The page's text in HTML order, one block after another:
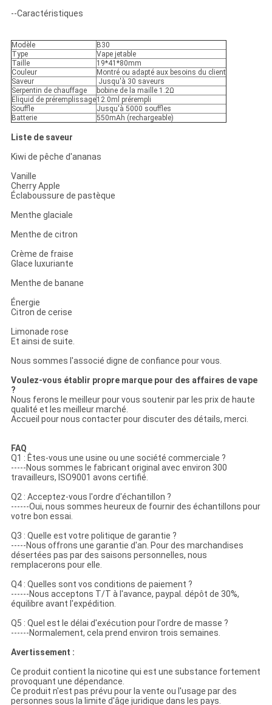
--Caractéristiques
Modèle
B30
Type
Vape jetable
Taille
19*41*80mm
Couleur
Montré ou adapté aux besoins du client
Saveur
Jusqu'à 30 saveurs
Serpentin de chauffage
bobine de la maille 1.2Ω
Eliquid de préremplissage12.0ml prérempli
Souffle
Jusqu'à 5000 souffles
Batterie
550mAh (rechargeable)
Liste de saveur
Kiwi de pêche d'ananas
Vanille
Cherry Apple
Éclaboussure de pastèque
Menthe glaciale
Menthe de citron
Crème de fraise
Glace luxuriante
Menthe de banane
Énergie
Citron de cerise
Limonade rose
Et ainsi de suite.
Nous sommes l'associé digne de confiance pour vous.
Voulez-vous établir propre marque pour des affaires de vape
?
Nous ferons le meilleur pour vous soutenir par les prix de haute
qualité et les meilleur marché.
Accueil pour nous contacter pour discuter des détails, merci.
FAQ
Q1 : Êtes-vous une usine ou une société commerciale ?
-----Nous sommes le fabricant original avec environ 300
travailleurs, ISO9001 avons certifié.
Q2 : Acceptez-vous l'ordre d'échantillon ?
------Oui, nous sommes heureux de fournir des échantillons pour
votre bon essai.
Q3 : Quelle est votre politique de garantie ?
-----Nous offrons une garantie d'an. Pour des marchandises
désertées pas par des saisons personnelles, nous
remplacerons pour elle.
Q4 : Quelles sont vos conditions de paiement ?
------Nous acceptons T/T à l'avance, paypal. dépôt de 30%,
équilibre avant l'expédition.
Q5 : Quel est le délai d'exécution pour l'ordre de masse ?
------Normalement, cela prend environ trois semaines.
Avertissement :
Ce produit contient la nicotine qui est une substance fortement
provoquant une dépendance.
Ce produit n'est pas prévu pour la vente ou l'usage par des
personnes sous la limite d'âge juridique dans les pays.